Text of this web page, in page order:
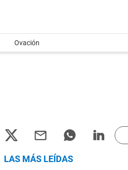
Ovación
LAS MÁS LEÍDAS